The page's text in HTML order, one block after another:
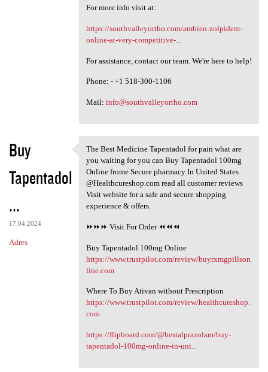
For more info visit at:
https://southvalleyortho.com/ambien-zolpidem-
online-at-very-competitive-...
For assistance, contact our team. We're here to help!
Phone: - +1 518-300-1106
Mail: info@southvalleyortho.com
Buy
Tapentadol
...
17.04.2024
Adres
The Best Medicine Tapentadol
The Best Medicine Tapentadol for pain what are
you waiting for you can Buy Tapentadol 100mg
Online frome Secure pharmacy In United States
@Healthcureshop.com read all customer reviews
Visit website for a safe and secure shopping
experience & offers.
⏩⏩⏩ Visit For Order ⏪⏪⏪
Buy Tapentadol 100mg Online
https://www.trustpilot.com/review/buyrxmgpillson
line.com
Where To Buy Ativan without Prescription
https://www.trustpilot.com/review/healthcureshop.
com
https://flipboard.com/@bestalprazolam/buy-
tapentadol-100mg-online-in-uni...